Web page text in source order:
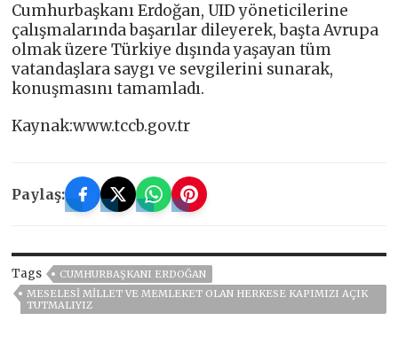
Cumhurbaşkanı Erdoğan, UID yöneticilerine
çalışmalarında başarılar dileyerek, başta Avrupa
olmak üzere Türkiye dışında yaşayan tüm
vatandaşlara saygı ve sevgilerini sunarak,
konuşmasını tamamladı.
Kaynak:www.tccb.gov.tr
Paylaş:
Tags
CUMHURBAŞKANI ERDOĞAN
MESELESİ MİLLET VE MEMLEKET OLAN HERKESE KAPIMIZI AÇIK
TUTMALIYIZ